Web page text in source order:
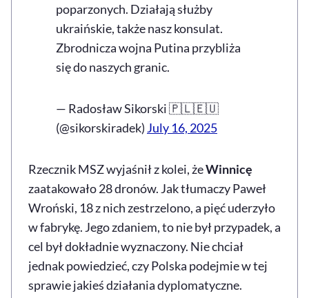
poparzonych. Działają służby
ukraińskie, także nasz konsulat.
Zbrodnicza wojna Putina przybliża
się do naszych granic.
— Radosław Sikorski 🇵🇱🇪🇺
(@sikorskiradek) July 16, 2025
Rzecznik MSZ wyjaśnił z kolei, żeWinnicę
zaatakowało 28 dronów. Jak tłumaczy Paweł
Wroński, 18 z nich zestrzelono, a pięć uderzyło
w fabrykę. Jego zdaniem, to nie był przypadek, a
cel był dokładnie wyznaczony. Nie chciał
jednak powiedzieć, czy Polska podejmie w tej
sprawie jakieś działania dyplomatyczne.